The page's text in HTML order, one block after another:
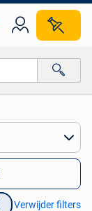
Verwijder filters